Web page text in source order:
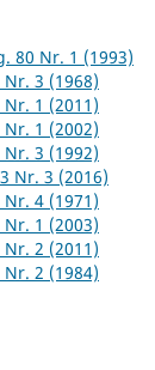
80 Nr. 1 (1993)
3 (1968)
1 (2011)
1 (2002)
3 (1992)
Nr. 3 (2016)
4 (1971)
1 (2003)
2 (2011)
2 (1984)